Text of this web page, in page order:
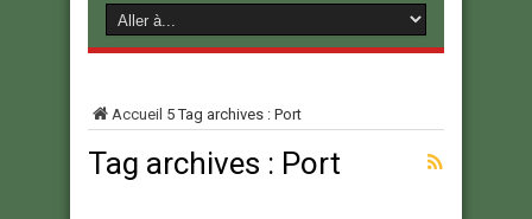
Accueil 5Tag archives : Port
Tag archives : Port